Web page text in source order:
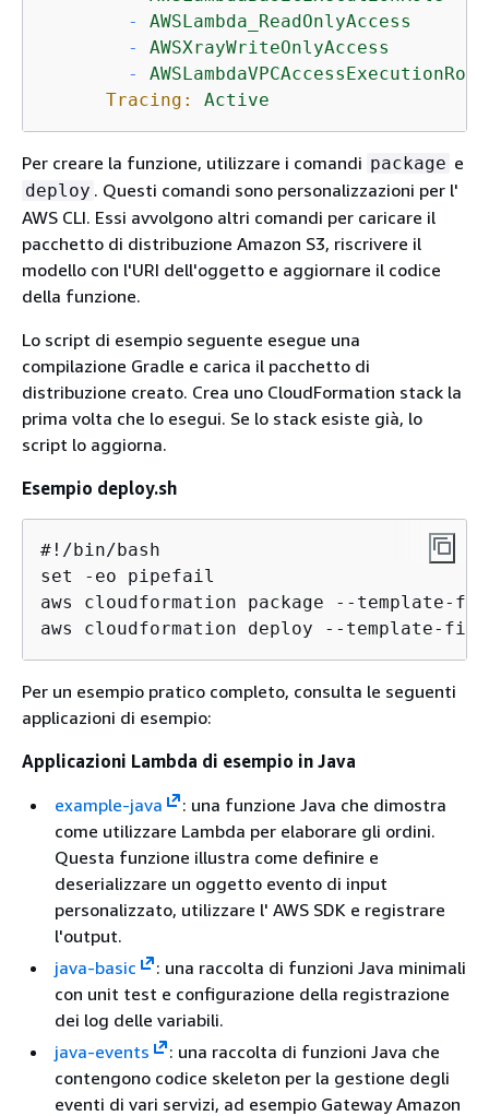
-
AWSLambda_ReadOnlyAccess
-
AWSXrayWriteOnlyAccess
-
AWSLambdaVPCAccessExecutionRole
Tracing:
Active
Per creare la funzione, utilizzare i comandi package e
deploy . Questi comandi sono personalizzazioni per l'
AWS CLI. Essi avvolgono altri comandi per caricare il
pacchetto di distribuzione Amazon S3, riscrivere il
modello con l'URI dell'oggetto e aggiornare il codice
della funzione.
Lo script di esempio seguente esegue una
compilazione Gradle e carica il pacchetto di
distribuzione creato. Crea uno CloudFormation stack la
prima volta che lo esegui. Se lo stack esiste già, lo
script lo aggiorna.
Esempio deploy.sh
#!/bin/bash
set -eo pipefail
aws cloudformation package --template-
aws cloudformation deploy --template-file
Per un esempio pratico completo, consulta le seguenti
applicazioni di esempio:
Applicazioni Lambda di esempio in Java
example-java
: una funzione Java che dimostra
come utilizzare Lambda per elaborare gli ordini.
Questa funzione illustra come definire e
deserializzare un oggetto evento di input
personalizzato, utilizzare l' AWS SDK e registrare
l'output.
java-basic
: una raccolta di funzioni Java minimali
con unit test e configurazione della registrazione
dei log delle variabili.
java-events
: una raccolta di funzioni Java che
contengono codice skeleton per la gestione degli
eventi di vari servizi, ad esempio Gateway Amazon